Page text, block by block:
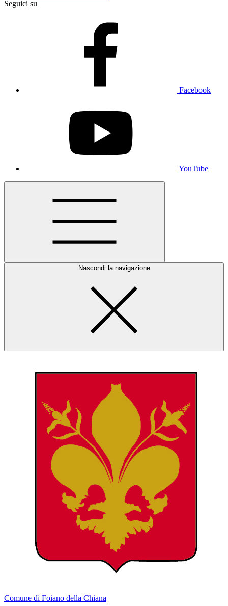
Seguici su
Facebook
YouTube
Nascondi la navigazione
Comune di Foiano della Chiana